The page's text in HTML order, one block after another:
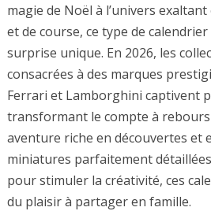
magie de Noël à l’univers
et de course, ce type de
surprise unique. En 2026, les
consacrées à des marques
Ferrari et Lamborghini captivent
transformant le compte à
aventure riche en découvertes et
miniatures parfaitement
pour stimuler la créativité, ces
du plaisir à partager en famille.